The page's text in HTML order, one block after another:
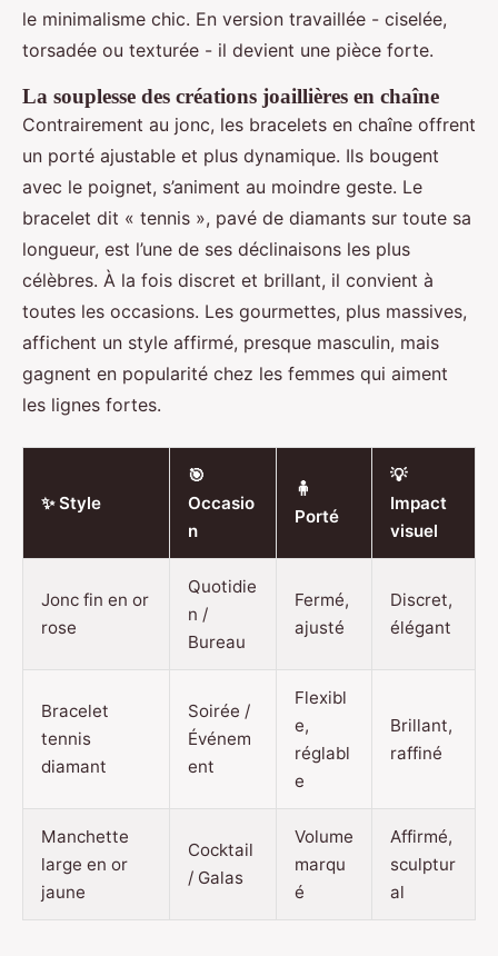
le minimalisme chic. En version travaillée - ciselée,
torsadée ou texturée - il devient une pièce forte.
La souplesse des créations joaillières en chaîne
Contrairement au jonc, les bracelets en chaîne offrent
un porté ajustable et plus dynamique. Ils bougent
avec le poignet, s’animent au moindre geste. Le
bracelet dit « tennis », pavé de diamants sur toute sa
longueur, est l’une de ses déclinaisons les plus
célèbres. À la fois discret et brillant, il convient à
toutes les occasions. Les gourmettes, plus massives,
affichent un style affirmé, presque masculin, mais
gagnent en popularité chez les femmes qui aiment
les lignes fortes.
✨ Style
🎯
Occasio
n
🧍
Porté
💡
Impact
visuel
Jonc fin en or
rose
Quotidie
n /
Bureau
Fermé,
ajusté
Discret,
élégant
Bracelet
tennis
diamant
Soirée /
Événem
ent
Flexibl
e,
réglabl
e
Brillant,
raffiné
Manchette
large en or
jaune
Cocktail
/ Galas
Volume
marqu
é
Affirmé,
sculptur
al